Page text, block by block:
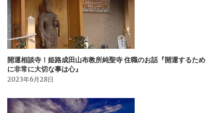
開運相談寺！姫路成田山布教所純聖寺 住職のお話『開運するため
に非常に大切な事は心』
2023年6月28日